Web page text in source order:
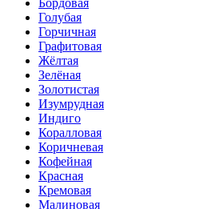
Бордовая
Голубая
Горчичная
Графитовая
Жёлтая
Зелёная
Золотистая
Изумрудная
Индиго
Коралловая
Коричневая
Кофейная
Красная
Кремовая
Малиновая